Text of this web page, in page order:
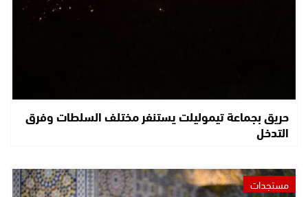
حريق بجماعة تيموليلت يستنفر مختلف السلطات وفرق
التدخل
مستجدات